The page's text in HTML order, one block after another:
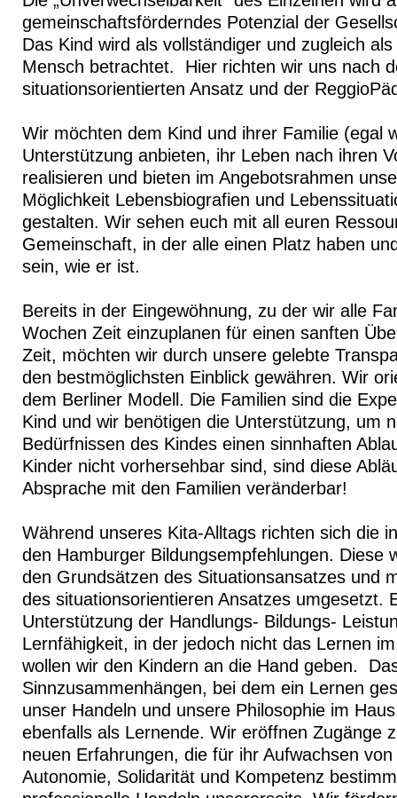
gemeinschaftsförderndes Potenzial der
Das Kind wird als vollständiger und zugleich
Mensch betrachtet. Hier richten wir uns nach
situationsorientierten Ansatz und der
Wir möchten dem Kind und ihrer Familie (egal
Unterstützung anbieten, ihr Leben nach ihren
realisieren und bieten im Angebotsrahmen
Möglichkeit Lebensbiografien und
gestalten. Wir sehen euch mit all euren
Gemeinschaft, in der alle einen Platz haben
sein, wie er ist.
Bereits in der Eingewöhnung, zu der wir alle
Wochen Zeit einzuplanen für einen sanften
Zeit, möchten wir durch unsere gelebte
den bestmöglichsten Einblick gewähren. Wir
dem Berliner Modell. Die Familien sind die
Kind und wir benötigen die Unterstützung, um
Bedürfnissen des Kindes einen sinnhaften
Kinder nicht vorhersehbar sind, sind diese
Absprache mit den Familien veränderbar!
Während unseres Kita-Alltags richten sich die
den Hamburger Bildungsempfehlungen. Diese
den Grundsätzen des Situationsansatzes und
des situationsorientieren Ansatzes umgesetzt.
Unterstützung der Handlungs- Bildungs-
Lernfähigkeit, in der jedoch nicht das Lernen
wollen wir den Kindern an die Hand geben.
Sinnzusammenhängen, bei dem ein Lernen
unser Handeln und unsere Philosophie im
ebenfalls als Lernende. Wir eröffnen Zugänge
neuen Erfahrungen, die für ihr Aufwachsen
Autonomie, Solidarität und Kompetenz